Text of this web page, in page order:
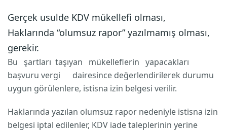
Gerçek usulde KDV mükellefi olması,
Haklarında “olumsuz rapor” yazılmamış olması,
gerekir.
Bu şartları taşıyan mükelleflerin yapacakları
başvuru vergi dairesince değerlendirilerek durumu
uygun görülenlere, istisna izin belgesi verilir.
Haklarında yazılan olumsuz rapor nedeniyle istisna izin
belgesi iptal edilenler, KDV iade taleplerinin yerine